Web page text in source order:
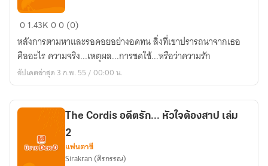
The
Cordis
อดีต
รัก...
หัวใจ
สาป
01.43K00 (0)
หลังการตามหาและรอคอยอย่างอดทน สิ่งที่เขาปรารถนาจากเธอ
คืออะไร ความจริง...เหตุผล...การชดใช้...หรือว่าความรัก
อัปเดตล่าสุด 3 ก.พ. 55 / 00:00 น.
The Cordis อดีตรัก... หัวใจต้องสาป เล่ม
2
แฟนตาซี
Sirakran (ศิรกรรณ)